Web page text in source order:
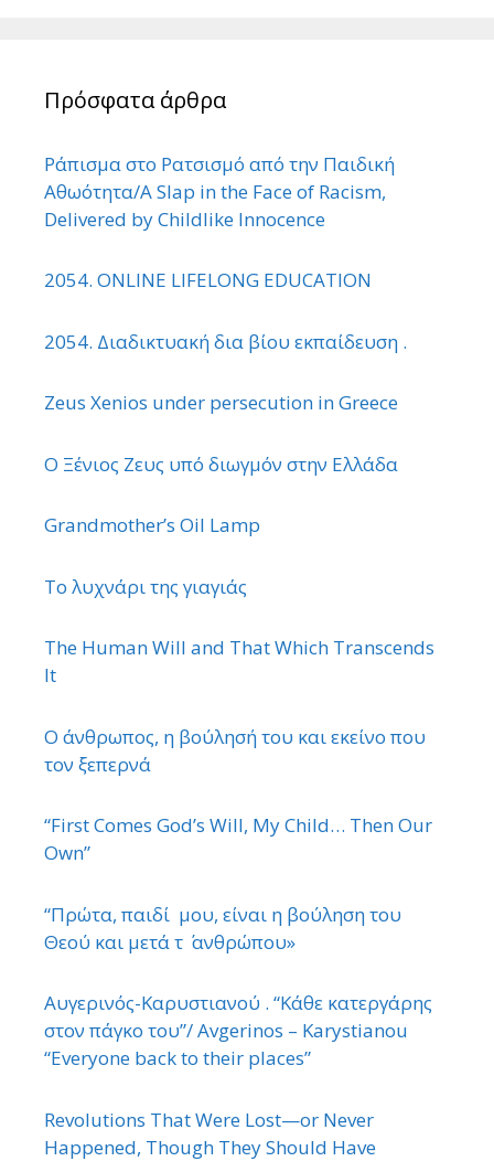
Πρόσφατα άρθρα
Ράπισμα στο Ρατσισμό από την Παιδική
Αθωότητα/A Slap in the Face of Racism,
Delivered by Childlike Innocence
2054. ONLINE LIFELONG EDUCATION
2054. Διαδικτυακή δια βίου εκπαίδευση .
Zeus Xenios under persecution in Greece
Ο Ξένιος Ζευς υπό διωγμόν στην Ελλάδα
Grandmother’s Oil Lamp
Το λυχνάρι της γιαγιάς
The Human Will and That Which Transcends
It
Ο άνθρωπος, η βούλησή του και εκείνο που
τον ξεπερνά
“First Comes God’s Will, My Child… Then Our
Own”
“Πρώτα, παιδί μου, είναι η βούληση του
Θεού και μετά τ ΄ ανθρώπου»
Αυγερινός-Καρυστιανού . “Κάθε κατεργάρης
στον πάγκο του”/ Avgerinos – Karystianou
“Εveryone back to their places”
Revolutions That Were Lost—or Never
Happened, Though They Should Have